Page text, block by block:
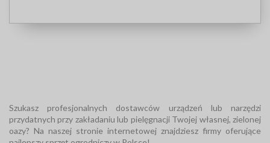
Szukasz profesjonalnych dostawców urządzeń lub narzędzi
przydatnych przy zakładaniu lub pielęgnacji Twojej własnej, zielonej
oazy? Na naszej stronie internetowej znajdziesz firmy oferujące